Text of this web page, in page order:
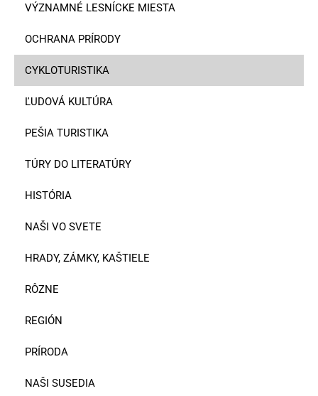
VÝZNAMNÉ LESNÍCKE MIESTA
OCHRANA PRÍRODY
CYKLOTURISTIKA
ĽUDOVÁ KULTÚRA
PEŠIA TURISTIKA
TÚRY DO LITERATÚRY
HISTÓRIA
NAŠI VO SVETE
HRADY, ZÁMKY, KAŠTIELE
RÔZNE
REGIÓN
PRÍRODA
NAŠI SUSEDIA